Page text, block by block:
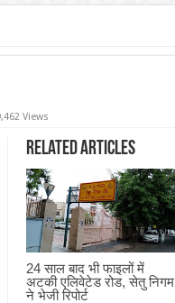
Views
Related Articles
24 साल बाद भी फाइलों में
अटकी एलिवेटेड रोड, सेतु निगम
ने भेजी रिपोर्ट